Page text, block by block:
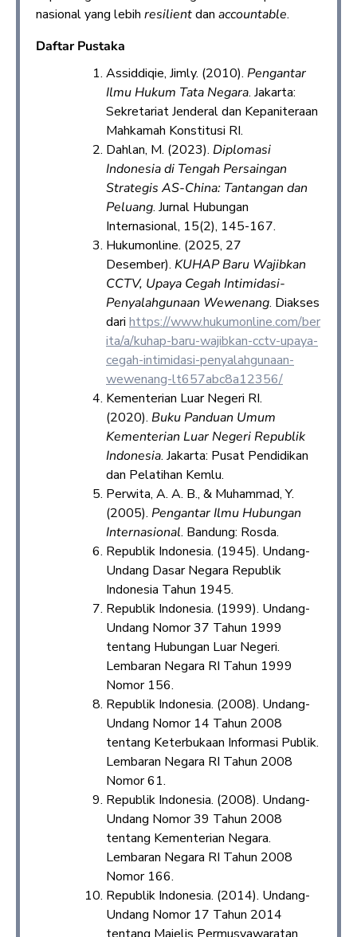
nasional yang lebih resilientdan accountable.
Daftar Pustaka
Assiddiqie, Jimly. (2010). Pengantar
Ilmu Hukum Tata Negara. Jakarta:
Sekretariat Jenderal dan Kepaniteraan
Mahkamah Konstitusi RI.
Dahlan, M. (2023). Diplomasi
Indonesia di Tengah Persaingan
Strategis AS-China: Tantangan dan
Peluang. Jurnal Hubungan
Internasional, 15(2), 145-167.
Hukumonline. (2025, 27
Desember). KUHAP Baru Wajibkan
CCTV, Upaya Cegah Intimidasi-
Penyalahgunaan Wewenang. Diakses
dari https://www.hukumonline.com/ber
ita/a/kuhap-baru-wajibkan-cctv-upaya-
cegah-intimidasi-penyalahgunaan-
wewenang-lt657abc8a12356/
Kementerian Luar Negeri RI.
(2020). Buku Panduan Umum
Kementerian Luar Negeri Republik
Indonesia. Jakarta: Pusat Pendidikan
dan Pelatihan Kemlu.
Perwita, A. A. B., & Muhammad, Y.
(2005). Pengantar Ilmu Hubungan
Internasional. Bandung: Rosda.
Republik Indonesia. (1945). Undang-
Undang Dasar Negara Republik
Indonesia Tahun 1945.
Republik Indonesia. (1999). Undang-
Undang Nomor 37 Tahun 1999
tentang Hubungan Luar Negeri.
Lembaran Negara RI Tahun 1999
Nomor 156.
Republik Indonesia. (2008). Undang-
Undang Nomor 14 Tahun 2008
tentang Keterbukaan Informasi Publik.
Lembaran Negara RI Tahun 2008
Nomor 61.
Republik Indonesia. (2008). Undang-
Undang Nomor 39 Tahun 2008
tentang Kementerian Negara.
Lembaran Negara RI Tahun 2008
Nomor 166.
Republik Indonesia. (2014). Undang-
Undang Nomor 17 Tahun 2014